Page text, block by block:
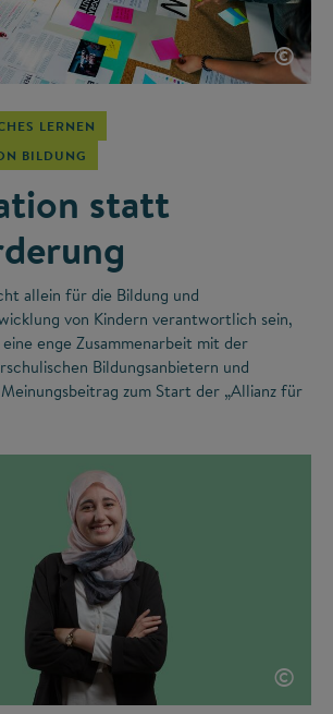
©
LERNEN
BILDUNG
statt
allein für die Bildung und
von Kindern verantwortlich sein,
enge Zusammenarbeit mit der
Bildungsanbietern und
zum Start der „Allianz für
©